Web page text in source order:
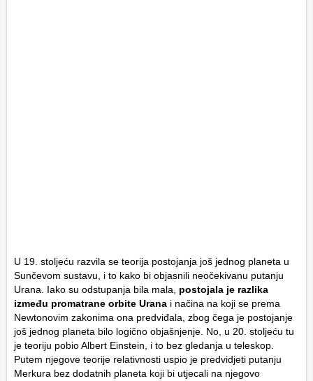
U 19. stoljeću razvila se teorija postojanja još jednog planeta u
Sunčevom sustavu, i to kako bi objasnili neočekivanu putanju
Urana. Iako su odstupanja bila mala, postojala je razlika
između promatrane orbite Urana i načina na koji se prema
Newtonovim zakonima ona predviđala, zbog čega je postojanje
još jednog planeta bilo logično objašnjenje. No, u 20. stoljeću tu
je teoriju pobio Albert Einstein, i to bez gledanja u teleskop.
Putem njegove teorije relativnosti uspio je predvidjeti putanju
Merkura bez dodatnih planeta koji bi utjecali na njegovo